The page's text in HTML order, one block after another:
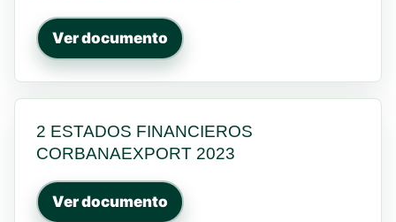
Ver documento
2 ESTADOS FINANCIEROS
CORBANAEXPORT 2023
Ver documento